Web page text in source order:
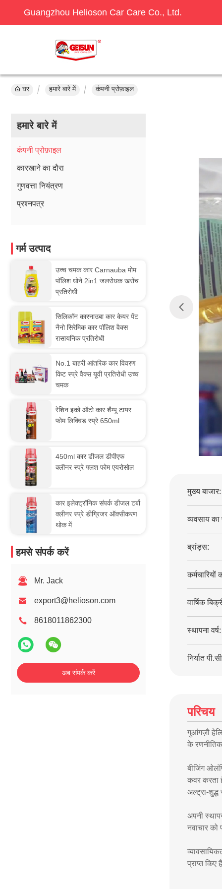
Guangzhou Helioson Car Care Co., Ltd.
घर हमारे बारे में कंपनी प्रोफ़ाइल
हमारे बारे में
कंपनी प्रोफ़ाइल
कारखाने का दौरा
गुणवत्ता नियंत्रण
प्रश्नपत्र
गर्म उत्पाद
उच्च चमक कार Carnauba मोम
पॉलिश धोने 2in1 जलरोधक खरोंच
प्रतिरोधी
सिलिकॉन कारनाउबा कार केयर पेंट
नैनो सिरेमिक कार पॉलिश वैक्स
रासायनिक प्रतिरोधी
No.1 बाहरी आंतरिक कार विवरण
किट स्प्रे वैक्स यूवी प्रतिरोधी उच्च
चमक
रेशिन इको ऑटो कार शैम्पू टायर
फोम लिक्विड स्प्रे 650ml
450ml कार डीजल डीपीएफ
क्लीनर स्प्रे फ्लश फोम एयरोसोल
कार इलेक्ट्रॉनिक संपर्क डीजल टर्बो
क्लीनर स्प्रे डीग्रिजर ऑक्सीकरण
थोक में
हमसे संपर्क करें
Mr. Jack
export3@helioson.com
8618011862300
अब संपर्क करें
मुख्य बाजार:
व्यवसाय का
ब्रांड्स:
कर्मचारियों
वार्षिक
स्थापना वर्ष:
निर्यात
परिचय
गुआंगज़ौ
के
बीजिंग
कवर करता
अल्ट्रा-
अपनी
नवाचार
प्राप्त किए